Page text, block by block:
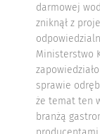
darmowej
zniknął z
Ministerstwo
sprawie
że temat ten
branżą